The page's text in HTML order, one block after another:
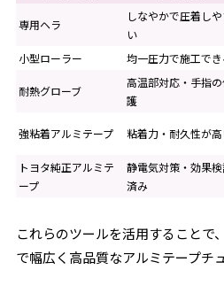
専用ヘラ
しなやかで圧着し
い
小型ローラー 均一圧力で施工でき
耐熱グローブ
高温部対応・手指
護
強粘着アルミテープ 粘着力・耐久性が
トヨタ純正アルミテ
ープ
静電気対策・効果
済み
これらのツールを活用することで
で幅広く高品質なアルミテープチ